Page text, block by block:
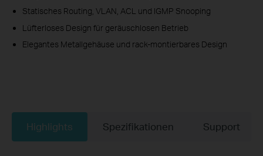
Statisches Routing, VLAN, ACL und IGMP Snooping
Lüfterloses Design für geräuschlosen Betrieb
Elegantes Metallgehäuse und rack-montierbares Design
Highlights Spezifikationen Support